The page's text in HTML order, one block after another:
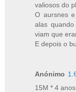
valiosos do
O aursnes
alas
viam que
E depois o
Anónimo
15M * 4